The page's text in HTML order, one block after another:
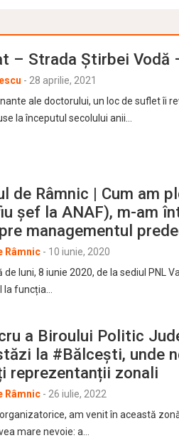
– Strada Știrbei Vodă
- 28 aprilie, 2021
ale doctorului, un loc de suflet îi
la începutul secolului anii…
de Râmnic | Cum am
șef la ANAF), m-am
managementul
Râmnic - 10 iunie, 2020
luni, 8 iunie 2020, de la sediul PNL
la funcția…
a Biroului Politic
la #Bălcești, unde
reprezentanții zonali
Râmnic - 26 iulie, 2022
am venit în această
mare nevoie: a…